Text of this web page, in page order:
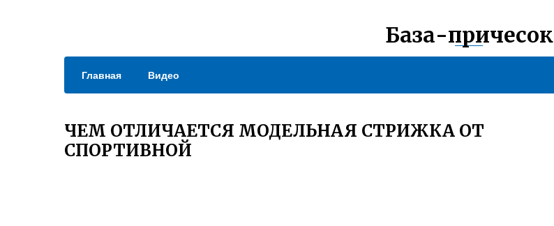
База-причесок
Главная Видео
ЧЕМ ОТЛИЧАЕТСЯ МОДЕЛЬНАЯ СТРИЖКА ОТ
СПОРТИВНОЙ